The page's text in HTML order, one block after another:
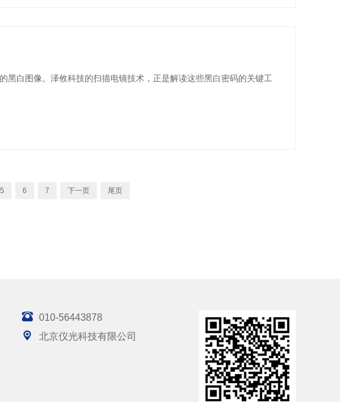
白图像。泽攸科技的扫描电镜技术，正是解读这些黑白密码的关键工
5 6 7 下一页 尾页
 010-56443878
 北京仪光科技有限公司